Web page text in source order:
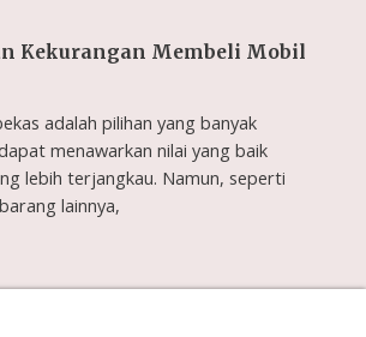
Kekurangan Membeli Mobil
adalah pilihan yang banyak
menawarkan nilai yang baik
lebih terjangkau. Namun, seperti
lainnya,